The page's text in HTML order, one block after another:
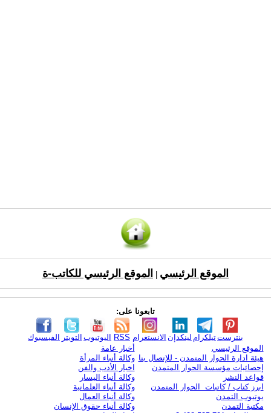
الموقع الرئيسي الموقع الرئيسي للكاتب-ة
تابعونا على:
الفيسبوك التويتر اليوتيوب RSS الانستغرام لينكدإن تيلكرامبنترست
الموقع الرئيسي
هيئة ادارة الحوار المتمدن - للإتصال بنا
إحصائيات مؤسسة الحوار المتمدن
قواعد النشر
ابرز كتاب / كاتبات الحوار المتمدن
يوتيوب التمدن
مكتبة التمدن
أخبار عامة
وكالة أنباء المرأة
اخبار الأدب والفن
وكالة أنباء اليسار
وكالة أنباء العلمانية
وكالة أنباء العمال
وكالة أنباء حقوق الإنسان